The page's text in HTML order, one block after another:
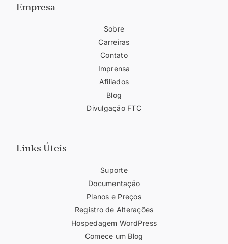
Empresa
Sobre
Carreiras
Contato
Imprensa
Afiliados
Blog
Divulgação FTC
Links Úteis
Suporte
Documentação
Planos e Preços
Registro de Alterações
Hospedagem WordPress
Comece um Blog